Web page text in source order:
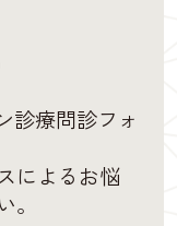
診療問診フォ
によるお悩